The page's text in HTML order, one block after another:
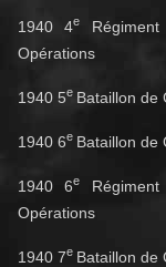
1940 4e
Opérations
1940 5e Bataillon de
1940 6e Bataillon de
1940 6e
Opérations
1940 7e Bataillon de